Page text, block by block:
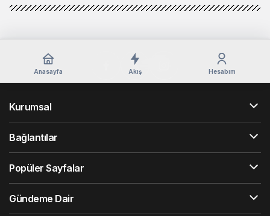
Anasayfa Akış Hesabım
Kurumsal
Bağlantılar
Popüler Sayfalar
Gündeme Dair